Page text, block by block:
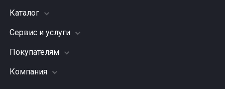
Каталог
Шины
Грузовые шины
Диски
Сервис и услуги
Заправка кондиционера
Подвеска (ходовая часть)
Покупателям
Акции
Компания